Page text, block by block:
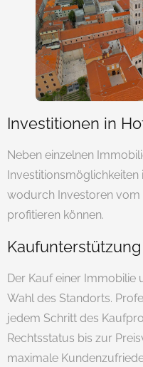
Investitionen in
Neben einzelnen
wodurch Investoren
profitieren können.
Kaufunterstützung
Der Kauf einer Immobilie
Wahl des Standorts.
jedem Schritt des
Rechtsstatus bis zur
maximale